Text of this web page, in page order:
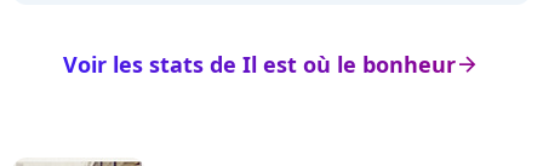
arrow_right
Voir les stats de Il est où le bonheur